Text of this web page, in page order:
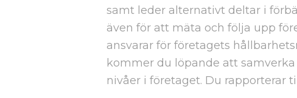
samt leder alternativt deltar i
även för att mäta och följa upp
ansvarar för företagets
kommer du löpande att
nivåer i företaget. Du rapporterar